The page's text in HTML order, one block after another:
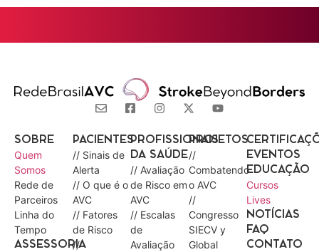
SOBRE
Quem
Somos
Rede de
Parceiros
Linha do
Tempo
ASSESSORIA
PACIENTES
// Sinais de
Alerta
// O que é o
AVC
// Fatores
de Risco
//
PROFISSIONAIS
DA SAÚDE
// Avaliação
de Risco em
AVC
// Escalas
de
Avaliação
PROJETOS
//
Combatendo
o AVC
//
Congresso
SIECV y
Global
EVENTOS
EDUCAÇÃO
Cursos
Lives
NOTÍCIAS
FAQ
CONTATO